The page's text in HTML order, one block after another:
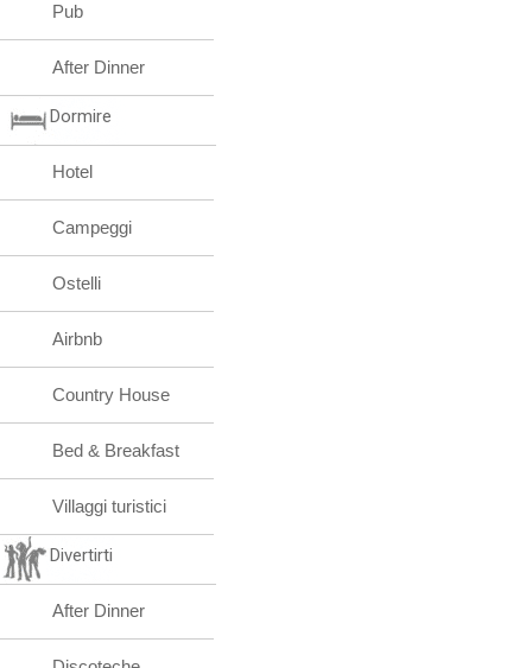
Pub
After Dinner
Dormire
Hotel
Campeggi
Ostelli
Airbnb
Country House
Bed & Breakfast
Villaggi turistici
Divertirti
After Dinner